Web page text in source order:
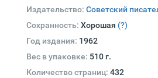
Издательство: Советский
Сохранность: Хорошая (?)
Год издания: 1962
Вес в упаковке: 510 г.
Количество страниц: 432